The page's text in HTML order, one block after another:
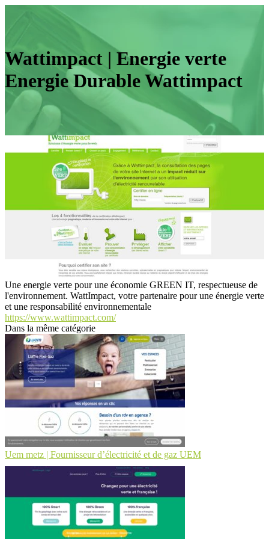
Wattimpact | Energie verte
Energie Durable Wattimpact
Une energie verte pour une économie GREEN IT, respectueuse de
l'environnement. WattImpact, votre partenaire pour une énergie verte
et une responsabilité environnementale
https://www.wattimpact.com/
Dans la même catégorie
Uem metz | Fournisseur d’électricité et de gaz UEM